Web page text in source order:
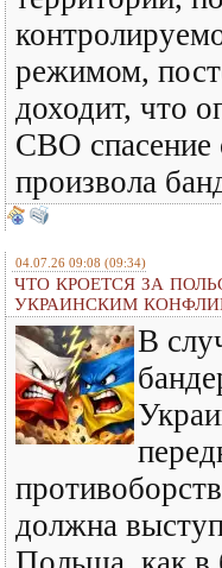
режимом,
доходит, что
СВО спасение
произвола
04.07.26 09:08 (09:34)
ЧТО КРОЕТСЯ ЗА
УКРАИНСКИМ
В
должна